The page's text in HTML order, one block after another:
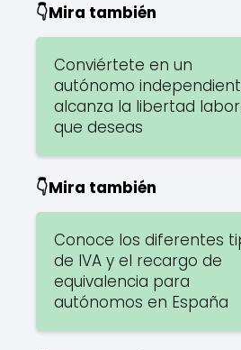
👇Mira también
Conviértete en un
autónomo
alcanza la libertad
que deseas
👇Mira también
Conoce los diferentes
de IVA y el recargo de
equivalencia para
autónomos en España